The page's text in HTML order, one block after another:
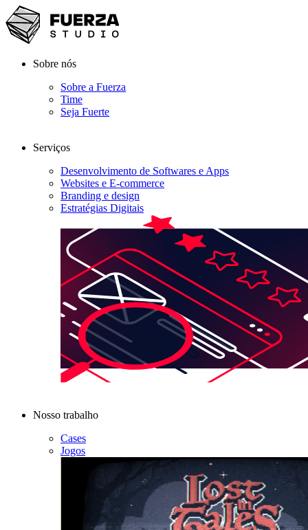
Sobre nós
Sobre a Fuerza
Time
Seja Fuerte
Serviços
Desenvolvimento de Softwares e Apps
Websites e E-commerce
Branding e design
Estratégias Digitais
Nosso trabalho
Cases
Jogos